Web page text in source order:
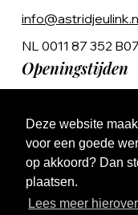
Deze website
voor een goede
op akkoord? Dan
plaatsen.
Lees meer
NL 0011 87 352 B07
Openingstijden
Ma t/m Vr 9:00 -